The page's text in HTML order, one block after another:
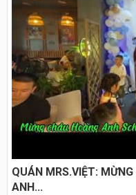
QUÁN MRS.VIỆT:
ANH...